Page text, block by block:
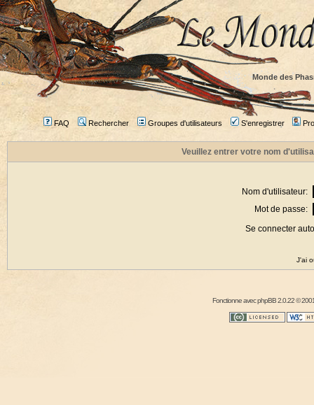
Monde des
FAQ Rechercher Groupes d'utilisateurs S'enregistrer
Veuillez entrer votre nom
Nom d'utilisateur:
Mot de passe:
Se connecter
J'ai
Fonctionne avecphpBB2.0.22 ©